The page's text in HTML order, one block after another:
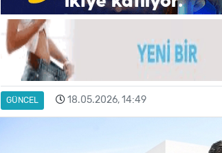
GÜNCEL 18.05.2026, 14:49